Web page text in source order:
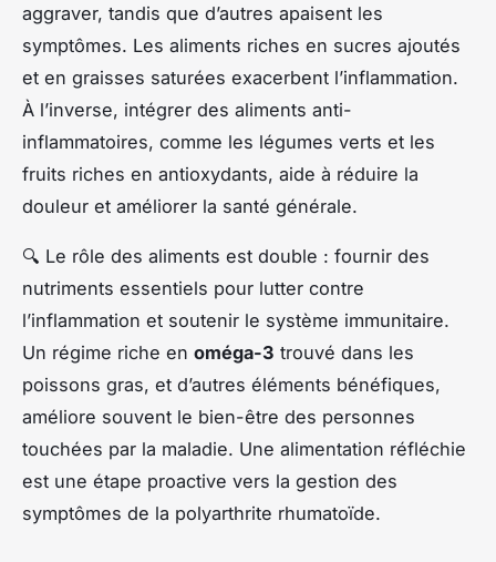
aggraver, tandis que d’autres apaisent les
symptômes. Les aliments riches en sucres ajoutés
et en graisses saturées exacerbent l’inflammation.
À l’inverse, intégrer des aliments anti-
inflammatoires, comme les légumes verts et les
fruits riches en antioxydants, aide à réduire la
douleur et améliorer la santé générale.
🔍 Le rôle des aliments est double : fournir des
nutriments essentiels pour lutter contre
l’inflammation et soutenir le système immunitaire.
Un régime riche en oméga-3 trouvé dans les
poissons gras, et d’autres éléments bénéfiques,
améliore souvent le bien-être des personnes
touchées par la maladie. Une alimentation réfléchie
est une étape proactive vers la gestion des
symptômes de la polyarthrite rhumatoïde.